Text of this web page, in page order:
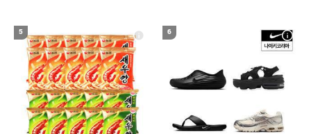
5 6